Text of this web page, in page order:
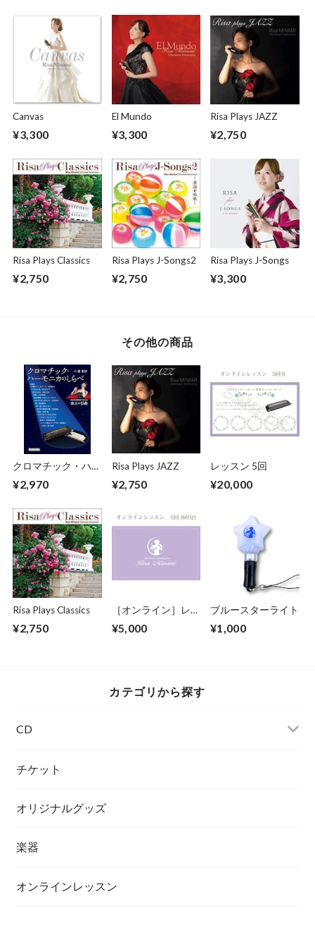
Canvas
¥3,300
El Mundo
¥3,300
Risa Plays JAZZ
¥2,750
Risa Plays Classics
¥2,750
Risa Plays J-Songs2
¥2,750
Risa Plays J-Songs
¥3,300
その他の商品
クロマチック・ハー
¥2,970
Risa Plays JAZZ
¥2,750
レッスン 5回
¥20,000
Risa Plays Classics
¥2,750
［オンライン］レッ
¥5,000
ブルースターライト
¥1,000
カテゴリから探す
CD
チケット
オリジナルグッズ
楽器
オンラインレッスン